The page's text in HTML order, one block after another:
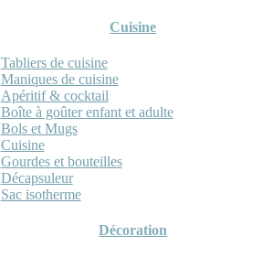
Cuisine
Tabliers de cuisine
Maniques de cuisine
Apéritif & cocktail
Boîte à goûter enfant et adulte
Bols et Mugs
Cuisine
Gourdes et bouteilles
Décapsuleur
Sac isotherme
Décoration